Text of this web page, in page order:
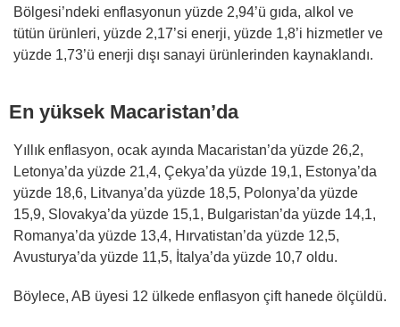
Bölgesi’ndeki enflasyonun yüzde 2,94’ü gıda, alkol ve
tütün ürünleri, yüzde 2,17’si enerji, yüzde 1,8’i hizmetler ve
yüzde 1,73’ü enerji dışı sanayi ürünlerinden kaynaklandı.
En yüksek Macaristan’da
Yıllık enflasyon, ocak ayında Macaristan’da yüzde 26,2,
Letonya’da yüzde 21,4, Çekya’da yüzde 19,1, Estonya’da
yüzde 18,6, Litvanya’da yüzde 18,5, Polonya’da yüzde
15,9, Slovakya’da yüzde 15,1, Bulgaristan’da yüzde 14,1,
Romanya’da yüzde 13,4, Hırvatistan’da yüzde 12,5,
Avusturya’da yüzde 11,5, İtalya’da yüzde 10,7 oldu.
Böylece, AB üyesi 12 ülkede enflasyon çift hanede ölçüldü.